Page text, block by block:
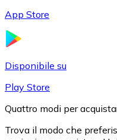
App Store
Disponibile su
Play Store
Quattro modi per
Trova il modo che